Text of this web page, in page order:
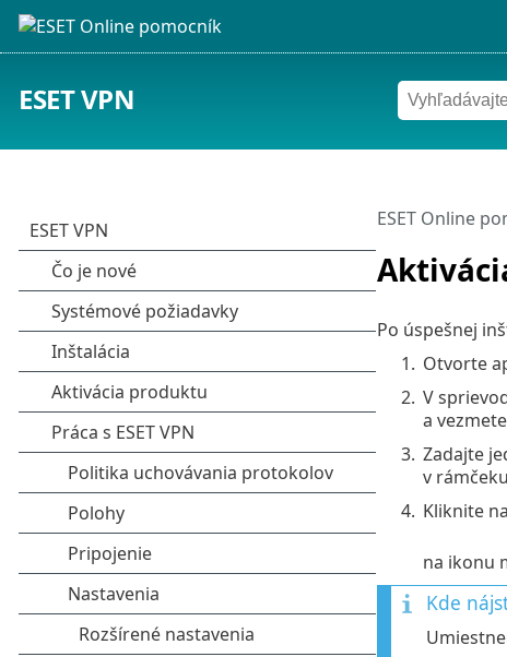
ESET VPN
ESET Online
Po úspešnej
1. Otvorte
2. V
a
3. Zadajte
v
4. Kliknite
na ikonu
Kde